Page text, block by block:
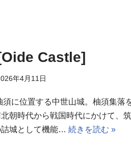
Castle]
年4月11日
に位置する中世山城。柚須集落
朝時代から戦国時代にかけて、
詰城として機能… 続きを読む »